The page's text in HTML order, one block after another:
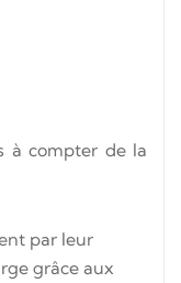
à compter de la
par leur
grâce aux